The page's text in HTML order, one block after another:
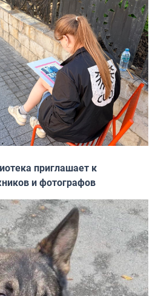
приглашает к
и фотографов